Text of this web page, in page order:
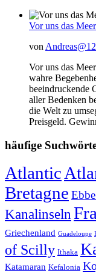
Vor uns das Meer
von
Vor uns das
wahre
beeindruckende
aller Bedenken
die Welt zu
Preisgeld.
häufige
Atlantic
Bretagne
Kanalinseln
Griechenland Guadeloupe
of Scilly Ithaka
Katamaran Kefalonia